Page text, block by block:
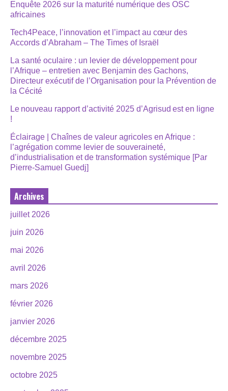
Enquête 2026 sur la maturité numérique des OSC
africaines
Tech4Peace, l’innovation et l’impact au cœur des
Accords d’Abraham – The Times of Israël
La santé oculaire : un levier de développement pour
l’Afrique – entretien avec Benjamin des Gachons,
Directeur exécutif de l’Organisation pour la Prévention de
la Cécité
Le nouveau rapport d’activité 2025 d’Agrisud est en ligne
!
Éclairage | Chaînes de valeur agricoles en Afrique :
l’agrégation comme levier de souveraineté,
d’industrialisation et de transformation systémique [Par
Pierre-Samuel Guedj]
Archives
juillet 2026
juin 2026
mai 2026
avril 2026
mars 2026
février 2026
janvier 2026
décembre 2025
novembre 2025
octobre 2025